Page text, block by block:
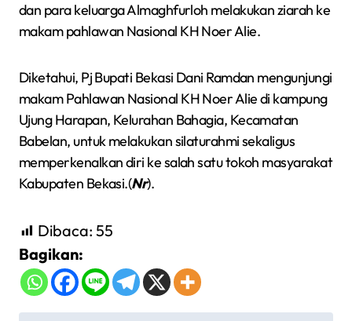
dan para keluarga Almaghfurloh melakukan ziarah ke
makam pahlawan Nasional KH Noer Alie.
Diketahui, Pj Bupati Bekasi Dani Ramdan mengunjungi
makam Pahlawan Nasional KH Noer Alie di kampung
Ujung Harapan, Kelurahan Bahagia, Kecamatan
Babelan, untuk melakukan silaturahmi sekaligus
memperkenalkan diri ke salah satu tokoh masyarakat
Kabupaten Bekasi.(Nr).
Dibaca: 55
Bagikan: